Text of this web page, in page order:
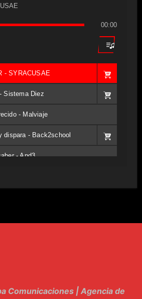
00:00
- SYRACUSAE
Sistema Diez
- Malviaje
dispara - Back2school
- And3
Comunicaciones | Agencia de